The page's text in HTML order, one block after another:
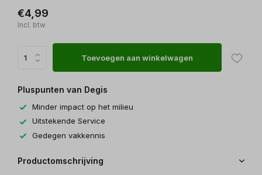
€4,99
Incl. btw
Toevoegen aan winkelwagen
Pluspunten van Degis
Minder impact op het milieu
Uitstekende Service
Gedegen vakkennis
Productomschrijving